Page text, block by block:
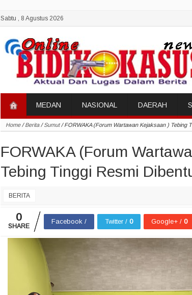
Sabtu , 8 Agustus 2026
MEDAN NASIONAL DAERAH
Home/Berita/Sumut/FORWAKA (Forum Wartawan Kejaksaan ) Tebing
FORWAKA (Forum
Tebing Tinggi Resmi
BERITA
0
SHARE
Facebook / Twitter / 0 Google+ / 0